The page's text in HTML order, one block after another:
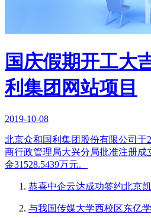
国庆假期开工大
利集团网站项目
2019-10-08
北京众和国利集团股份有限公司于
商行政管理局大兴分局批准注册成
金31528.5439万元。
恭喜中企云达成功签约北京
与我国传媒大学西校区东亿